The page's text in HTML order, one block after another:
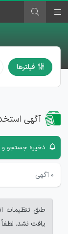
فیلترها
آگهی
ذخیره جستجو و
۰ آگهی
طبق تنظیمات
یافت نشد. لطفاً